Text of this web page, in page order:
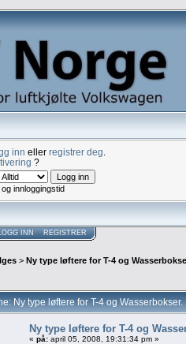
inn eller registrer deg
?
innloggingstid
INN REGISTRER
> Ny type løftere for T-4 og
Ny type løftere for T-4 og
Ny type løftere for T-4 og
« på: april 05, 2008, 19:31:34 pm »